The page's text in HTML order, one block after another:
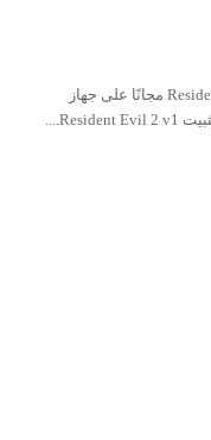
تنزيل لعبة Resident Evil 2 قم بتنزيل Resident Evil 2 مجانًا على جهاز